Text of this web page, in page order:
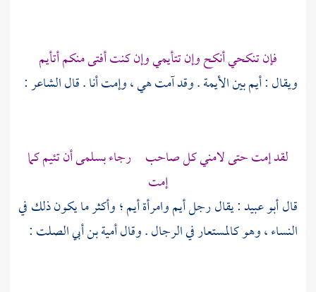
فإن تنكحي أنكح وإن تتأيمي وإن كنت أفتى منكم أتأيم
ويقال : أيم بين الأيمة . وقد آمت هي ، وإمت أنا . قال الشاعر :
لقد إمت حتى لامني كل صاحب رجاءبسلمىأن تئيم كما
إمت
قالأبو عبيد: يقال رجل أيم وامرأة أيم ؛ وأكثر ما يكون ذلك في
النساء ، وهو كالمستعار في الرجال . وقالأمية بن أبي الصلت: